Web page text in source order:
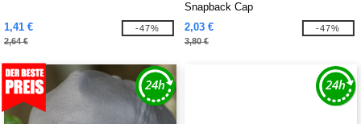
1,41 €
2,64 €
-47%
Snapback Cap
2,03 €
3,80 €
-47%